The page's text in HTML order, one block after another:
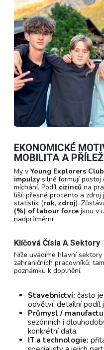
EKONOMICKÉ
MOBILITA A
My v Young Explorers
impulzy silně formují postoj
míchání. Podíl cizinců na
liší; přesné procento a
statistik (rok, zdroj).
(%) of labour force jsou v
nadprůměrní.
Klíčová Čísla A Sektory
Níže uvádíme hlavní
zahraničních pracovníků;
poznámku k doplnění.
Stavebnictví: často
odvětví; detailní podíl
Průmysl /
sezónních i
konkrétní data.
IT a technologie: